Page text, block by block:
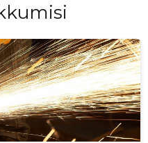
mis on pühendunud
tegutseb põhimõttel, et